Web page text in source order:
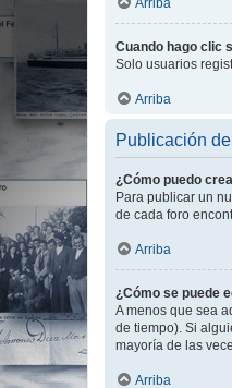
Arriba
Cuando hago clic
Solo usuarios
Arriba
Publicación
¿Cómo puedo
Para publicar un
de cada foro
Arriba
¿Cómo se puede
A menos que sea
de tiempo). Si
mayoría de las
Arriba